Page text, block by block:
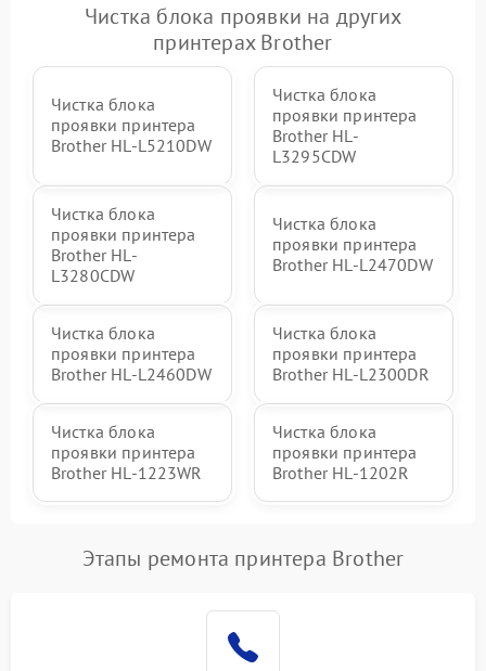
Чистка блока проявки на других
принтерах Brother
Чистка блока
проявки принтера
Brother HL-L5210DW
Чистка блока
проявки принтера
Brother HL-
L3295CDW
Чистка блока
проявки принтера
Brother HL-
L3280CDW
Чистка блока
проявки принтера
Brother HL-L2470DW
Чистка блока
проявки принтера
Brother HL-L2460DW
Чистка блока
проявки принтера
Brother HL-L2300DR
Чистка блока
проявки принтера
Brother HL-1223WR
Чистка блока
проявки принтера
Brother HL-1202R
Этапы ремонта принтера Brother